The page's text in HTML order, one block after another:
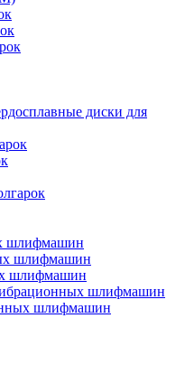
диски для
шлифмашин
шлифмашин
шлифмашин
шлифмашин
шлифмашин